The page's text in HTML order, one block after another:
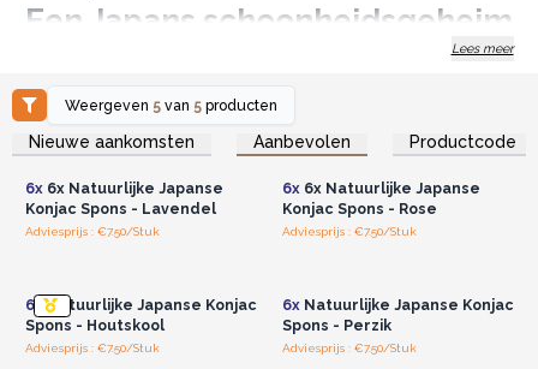
Een Japans schoonheidsgeheim
De Konjac-spons kent een rijke geschiedenis van meer dan
pasgeboren baby’s. Dankzij de zachtheid en kwaliteit is het
uitgegroeid tot een populair verzorgingsproduct in China,
Zuidoost-Azië en Europa – vooral voor gezicht- en
lichaamsreiniging.
Zacht voor de huid, krachtig in verzorging Onze sponsen
hebben een onweerstaanbaar zachte textuur en zorgen voor
het gezicht als het lichaam en laten de huid fris en verkwikt
aanvoelen.
Wat onze Konjac-spons uniek
Lees meer
Weergeven 5 van 5 producten
Nieuwe aankomsten Aanbevolen Productcode
Log in of registreer u voor
groothandelsprijzen.
6x6x Natuurlijke Japanse
Konjac Spons - Lavendel
Adviesprijs : €7.50/Stuk
Log in of registreer u voor
groothandelsprijzen.
6x6x Natuurlijke Japanse
Konjac Spons - Rose
Adviesprijs : €7.50/Stuk
6x Natuurlijke Japanse Konjac
Spons - Houtskool
Adviesprijs : €7.50/Stuk
6xNatuurlijke Japanse Konjac
Spons - Perzik
Adviesprijs : €7.50/Stuk